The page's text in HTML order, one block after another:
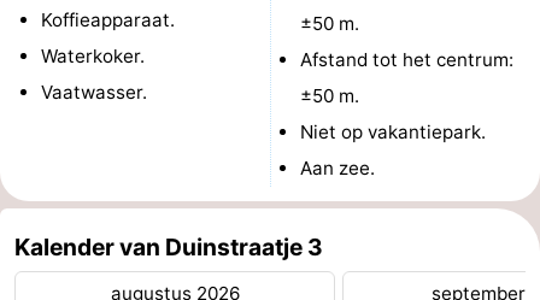
Natuur
-
Walcherse
Dishoek
-
Koffieapparaat.
Waterkoker.
Vaatwasser.
±50 m.
Afstand tot het centrum:
±50 m.
Niet op vakantiepark.
Aan zee.
Kalender van Duinstraatje 3
augustus 2026 september